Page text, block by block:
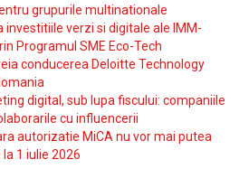
grupurile multinationale
investitiile verzi si digitale ale IMM-
Programul SME Eco-Tech
conducerea Deloitte Technology
digital, sub lupa fiscului: companiile
cu influencerii
autorizatie MiCA nu vor mai putea
1 iulie 2026